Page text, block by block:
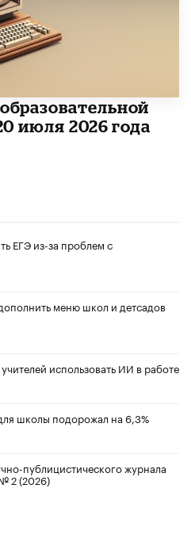
июля 2026 года
ЕГЭ из-за проблем с
меню школ и детсадов
использовать ИИ в работе
школы подорожал на 6,3%
публицистического журнала
2 (2026)